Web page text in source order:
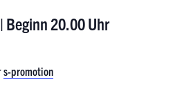
Beginn 20.00 Uhr
s-promotion